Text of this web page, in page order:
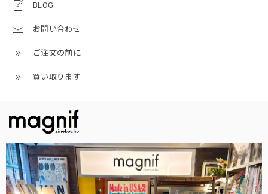
BLOG
お問い合わせ
ご注文の前に
買い取ります